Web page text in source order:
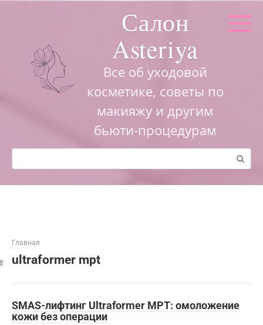
Салон
Asteriya
Все об уходовой
косметике, советы по
макияжу и другим
бьюти-процедурам
Поиск:
Главная
ultraformer mpt
SMAS-лифтинг Ultraformer MPT: омоложение
кожи без операции